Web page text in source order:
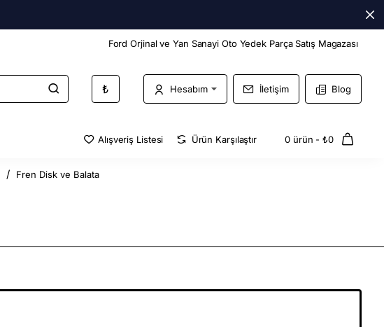
Ford Orjinal ve Yan Sanayi Oto Yedek Parça Satış Magazası
₺ Hesabım İletişim Blog
Alışveriş Listesi Ürün Karşılaştır 0 ürün - ₺0
Fren Disk ve Balata